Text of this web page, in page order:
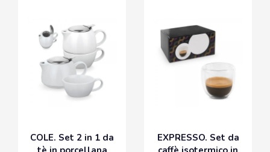
COLE. Set 2 in 1 da
EXPRESSO. Set da